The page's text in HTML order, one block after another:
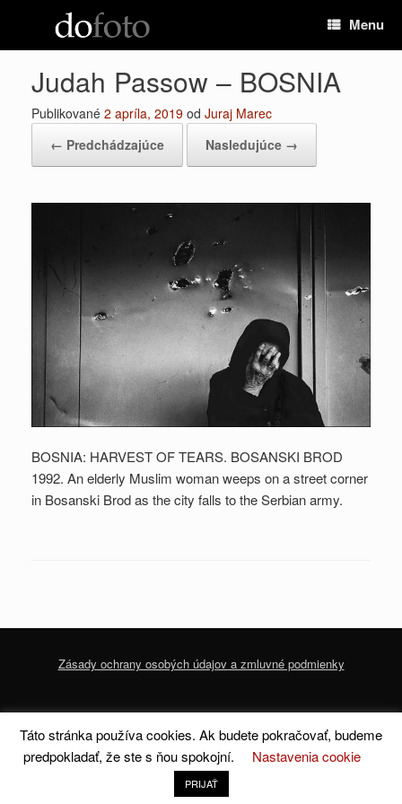
Menu
Judah Passow – BOSNIA
Publikované 2 apríla, 2019 od Juraj Marec
← Predchádzajúce
Nasledujúce →
BOSNIA: HARVEST OF TEARS. BOSANSKI BROD
1992. An elderly Muslim woman weeps on a street corner
in Bosanski Brod as the city falls to the Serbian army.
Zásady ochrany osobých údajov a zmluvné podmienky
podmienky
Theme
Táto stránka používa cookies. Ak budete pokračovať, budeme
predpokladať, že ste s ňou spokojní.
Nastavenia cookie
PRIJAŤ